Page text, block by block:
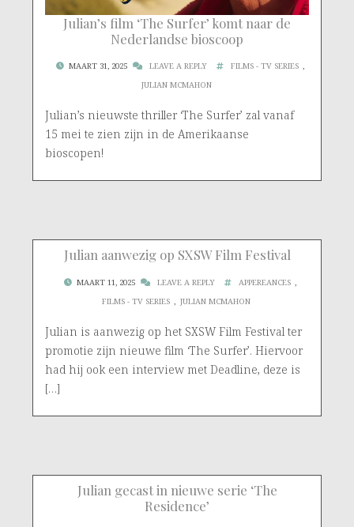
Julian’s film ‘The Surfer’ komt naar de
Nederlandse bioscoop
MAART 31, 2025 LEAVE A REPLY FILMS - TV SERIES ,
JULIAN MCMAHON
Julian’s nieuwste thriller ‘The Surfer’ zal vanaf
15 mei te zien zijn in de Amerikaanse
bioscopen!
Julian aanwezig op SXSW Film Festival
MAART 11, 2025 LEAVE A REPLY APPEREANCES ,
FILMS - TV SERIES , JULIAN MCMAHON
Julian is aanwezig op het SXSW Film Festival ter
promotie zijn nieuwe film ‘The Surfer’. Hiervoor
had hij ook een interview met Deadline, deze is
[…]
Julian gecast in nieuwe serie ‘The
Residence’